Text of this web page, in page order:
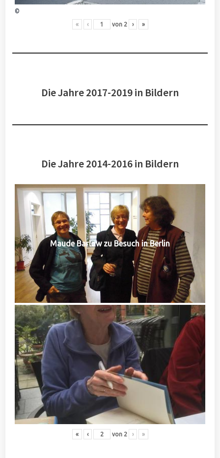
©
« ‹ von 2 › »
Die Jahre 2017-2019 in Bildern
Die Jahre 2014-2016 in Bildern
Maude Barlow zu Besuch in Berlin
« ‹ von 2 › »